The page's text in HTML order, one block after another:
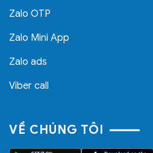
Zalo OTP
Zalo Mini App
Zalo ads
Viber call
VỀ CHÚNG TÔI